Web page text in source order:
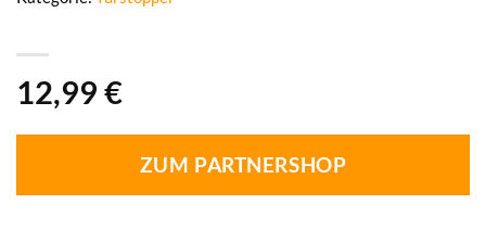
12,99 €
ZUM PARTNERSHOP